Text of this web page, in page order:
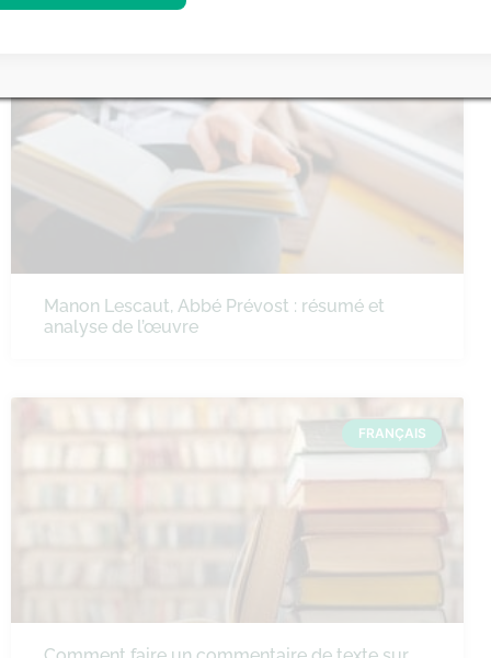
Manon Lescaut, Abbé Prévost : résumé et
analyse de l’œuvre
FRANÇAIS